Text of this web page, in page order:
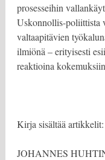
prosesseihin
Uskonnollis-poliittista
valtaapitävien
ilmiönä – erityisesti
reaktioina
Kirja sisältää artikkelit:
JOHANNES